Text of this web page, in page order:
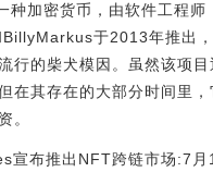
种加密货币，由软件工程师
于2013年推出
行的柴犬模因。虽然该项目
在其存在的大部分时间里，
。
宣布推出NFT跨链市场:7月